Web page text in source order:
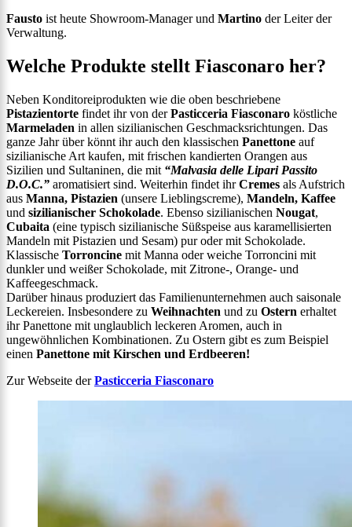
Fausto ist heute Showroom-Manager und Martino der Leiter der
Verwaltung.
Welche Produkte stellt Fiasconaro her?
Neben Konditoreiprodukten wie die oben beschriebene
Pistazientorte findet ihr von derPasticceria Fiasconaro köstliche
Marmeladen in allen sizilianischen Geschmacksrichtungen. Das
ganze Jahr über könnt ihr auch den klassischen Panettone auf
sizilianische Art kaufen, mit frischen kandierten Orangen aus
Sizilien und Sultaninen, die mit “Malvasia delle Lipari Passito
D.O.C.” aromatisiert sind. Weiterhin findet ihrCremes als Aufstrich
aus Manna, Pistazien (unsere Lieblingscreme), Mandeln, Kaffee
und sizilianischer Schokolade. Ebenso sizilianischen Nougat,
Cubaita (eine typisch sizilianische Süßspeise aus karamellisierten
Mandeln mit Pistazien und Sesam) pur oder mit Schokolade.
Klassische Torroncine mit Manna oder weiche Torroncini mit
dunkler und weißer Schokolade, mit Zitrone-, Orange- und
Kaffeegeschmack.
Darüber hinaus produziert das Familienunternehmen auch saisonale
Leckereien. Insbesondere zu Weihnachten und zu Ostern erhaltet
ihr Panettone mit unglaublich leckeren Aromen, auch in
ungewöhnlichen Kombinationen. Zu Ostern gibt es zum Beispiel
einen Panettone mit Kirschen und Erdbeeren!
Zur Webseite derPasticceria Fiasconaro